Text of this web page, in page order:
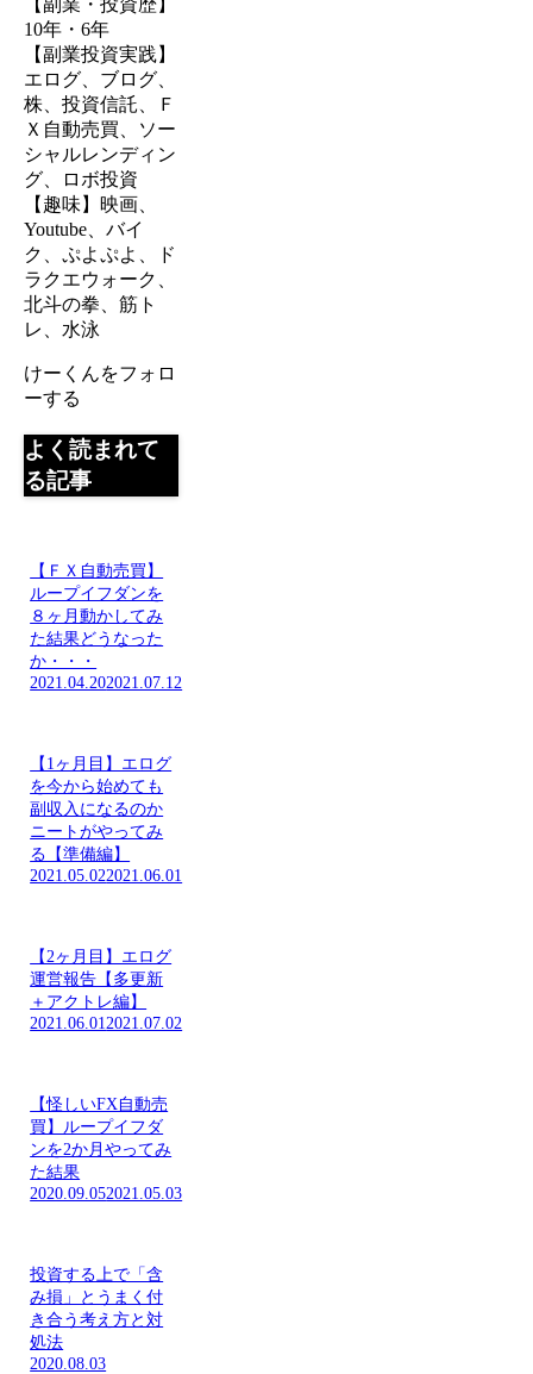
【副業・投資歴】
10年・6年
【副業投資実践】
エログ、ブログ、
株、投資信託、Ｆ
Ｘ自動売買、ソー
シャルレンディン
グ、ロボ投資
【趣味】映画、
Youtube、バイ
ク、ぷよぷよ、ド
ラクエウォーク、
北斗の拳、筋ト
レ、水泳
けーくんをフォロ
ーする
よく読まれて
る記事
【ＦＸ自動売買】
ループイフダンを
８ヶ月動かしてみ
た結果どうなった
か・・・
2021.04.202021.07.12
【1ヶ月目】エログ
を今から始めても
副収入になるのか
ニートがやってみ
る【準備編】
2021.05.022021.06.01
【2ヶ月目】エログ
運営報告【多更新
＋アクトレ編】
2021.06.012021.07.02
【怪しいFX自動売
買】ループイフダ
ンを2か月やってみ
た結果
2020.09.052021.05.03
投資する上で「含
み損」とうまく付
き合う考え方と対
処法
2020.08.03